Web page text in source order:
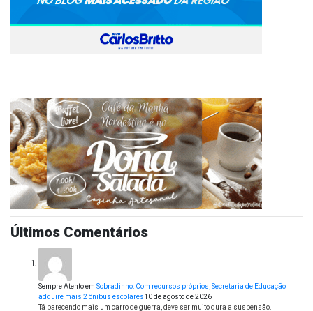
Últimos Comentários
Sempre Atentoem Sobradinho: Com recursos próprios, Secretaria de Educação
adquire mais 2 ônibus escolares10 de agosto de 2026
Tá parecendo mais um carro de guerra, deve ser muito dura a suspensão.